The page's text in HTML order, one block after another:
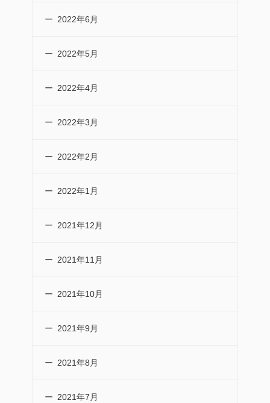
2022年6月
2022年5月
2022年4月
2022年3月
2022年2月
2022年1月
2021年12月
2021年11月
2021年10月
2021年9月
2021年8月
2021年7月